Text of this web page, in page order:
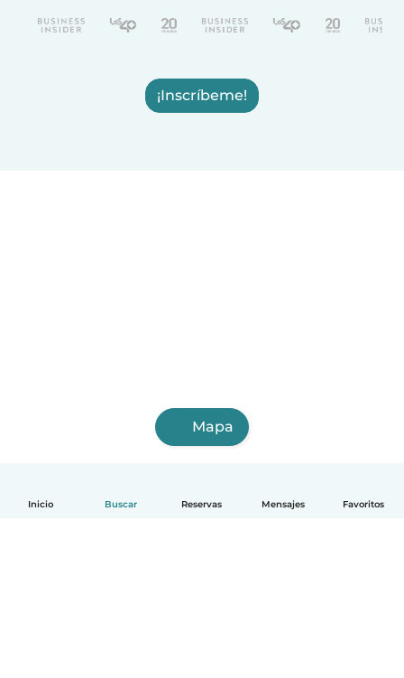
Inicio Buscar Reservas Mensajes Favoritos
¡Inscríbeme!
Mapa